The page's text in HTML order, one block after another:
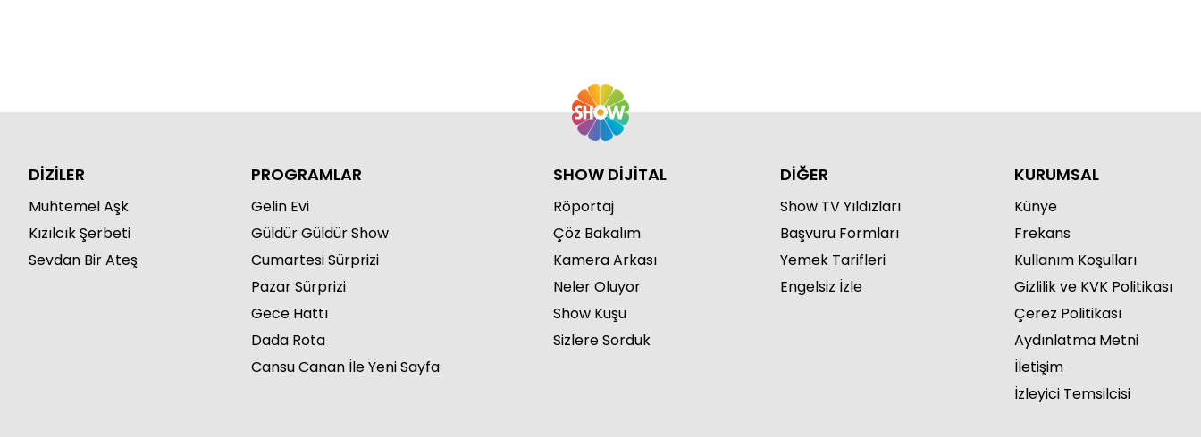
DİZİLER
Muhtemel Aşk
Kızılcık Şerbeti
Sevdan Bir Ateş
PROGRAMLAR
Gelin Evi
Güldür Güldür Show
Cumartesi Sürprizi
Pazar Sürprizi
Gece Hattı
Dada Rota
Cansu Canan İle Yeni Sayfa
SHOW DİJİTAL
Röportaj
Çöz Bakalım
Kamera Arkası
Neler Oluyor
Show Kuşu
Sizlere Sorduk
DİĞER
Show TV Yıldızları
Başvuru Formları
Yemek Tarifleri
Engelsiz İzle
KURUMSAL
Künye
Frekans
Kullanım Koşulları
Gizlilik ve KVK Politikası
Çerez Politikası
Aydınlatma Metni
İletişim
İzleyici Temsilcisi